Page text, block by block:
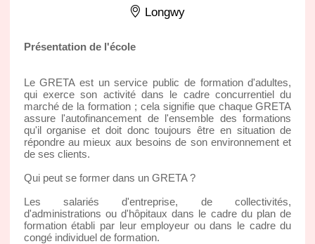
Longwy
Présentation de l'école
Le GRETA est un service public de formation d'adultes,
qui exerce son activité dans le cadre concurrentiel du
marché de la formation ; cela signifie que chaque GRETA
assure l'autofinancement de l'ensemble des formations
qu'il organise et doit donc toujours être en situation de
répondre au mieux aux besoins de son environnement et
de ses clients.
Qui peut se former dans un GRETA ?
Les salariés d'entreprise, de collectivités,
d'administrations ou d'hôpitaux dans le cadre du plan de
formation établi par leur employeur ou dans le cadre du
congé individuel de formation.